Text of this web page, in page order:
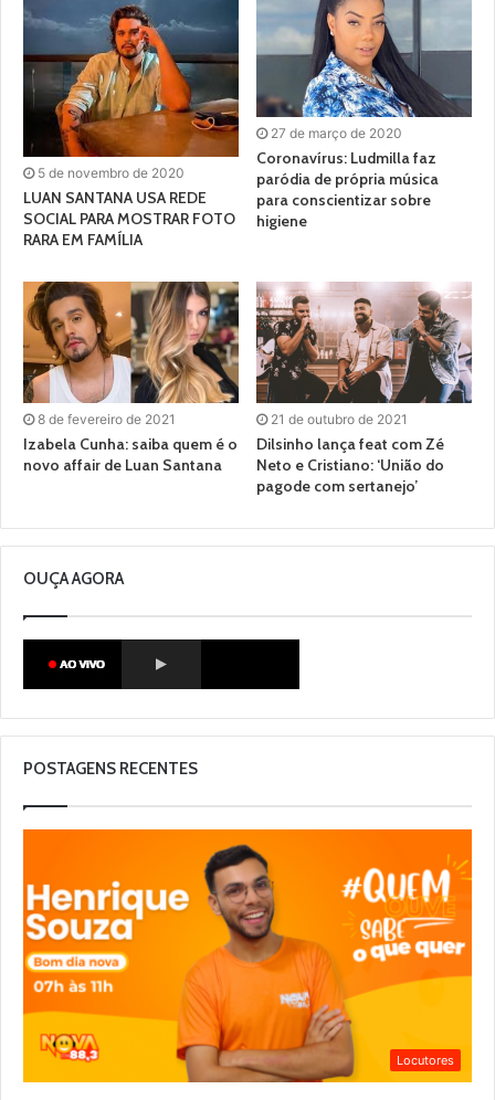
5 de novembro de 2020
LUAN SANTANA USA REDE
SOCIAL PARA MOSTRAR FOTO
RARA EM FAMÍLIA
27 de março de 2020
Coronavírus: Ludmilla faz
paródia de própria música
para conscientizar sobre
higiene
8 de fevereiro de 2021
Izabela Cunha: saiba quem é o
novo affair de Luan Santana
21 de outubro de 2021
Dilsinho lança feat com Zé
Neto e Cristiano: ‘União do
pagode com sertanejo’
OUÇA AGORA
POSTAGENS RECENTES
Locutores